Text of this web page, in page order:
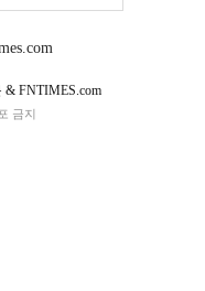
FNTIMES.com
금지